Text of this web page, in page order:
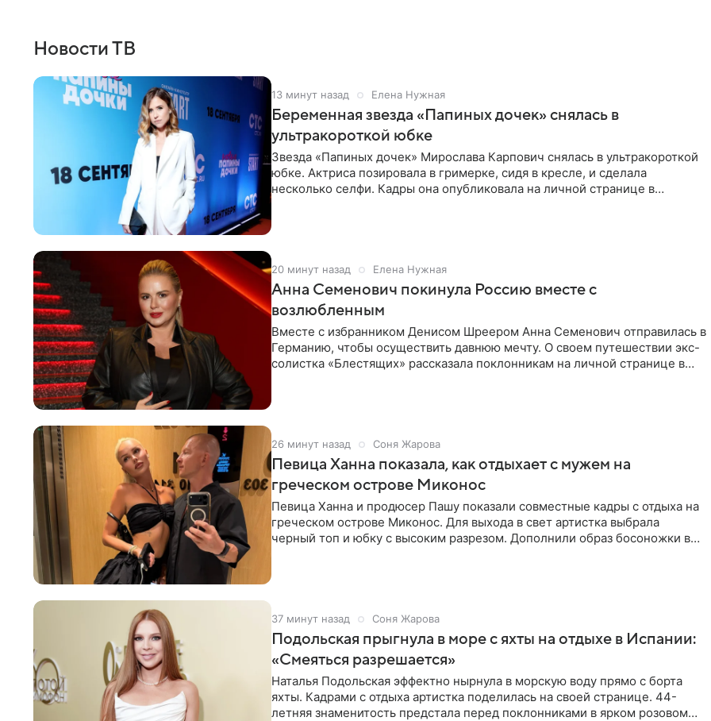
Новости ТВ
13 минут назад Елена Нужная
Беременная звезда «Папиных дочек» снялась в
ультракороткой юбке
Звезда «Папиных дочек» Мирослава Карпович снялась в ультракороткой
юбке. Актриса позировала в гримерке, сидя в кресле, и сделала
несколько селфи. Кадры она опубликовала на личной странице в
20 минут назад Елена Нужная
Анна Семенович покинула Россию вместе с
возлюбленным
Вместе с избранником Денисом Шреером Анна Семенович отправилась в
Германию, чтобы осуществить давнюю мечту. О своем путешествии экс-
солистка «Блестящих» рассказала поклонникам на личной странице в
26 минут назад Соня Жарова
Певица Ханна показала, как отдыхает с мужем на
греческом острове Миконос
Певица Ханна и продюсер Пашу показали совместные кадры с отдыха на
греческом острове Миконос. Для выхода в свет артистка выбрала
черный топ и юбку с высоким разрезом. Дополнили образ босоножки в
37 минут назад Соня Жарова
Подольская прыгнула в море с яхты на отдыхе в Испании:
«Смеяться разрешается»
Наталья Подольская эффектно нырнула в морскую воду прямо с борта
яхты. Кадрами с отдыха артистка поделилась на своей странице. 44-
летняя знаменитость предстала перед поклонниками в ярком розовом